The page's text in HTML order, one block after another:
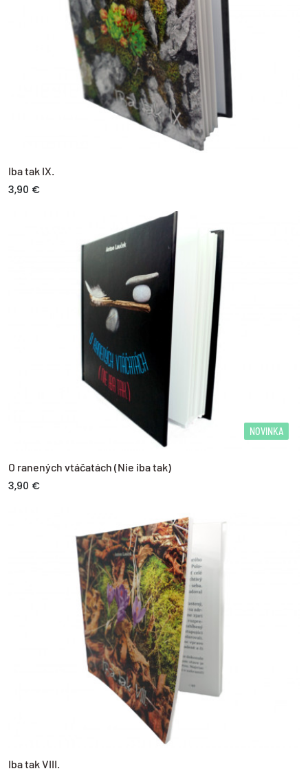
Iba tak IX.
3,90 €
NOVINKA
O ranených vtáčatách (Nie iba tak)
3,90 €
Iba tak VIII.